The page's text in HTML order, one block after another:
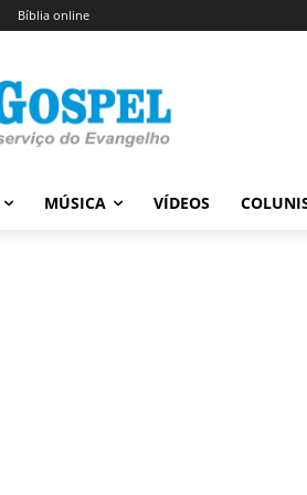
Bíblia online
MÚSICA VÍDEOS